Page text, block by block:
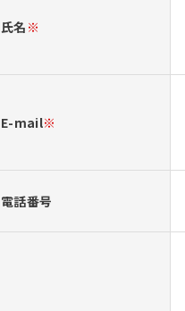
氏名 ※
E-mail※
電話番号